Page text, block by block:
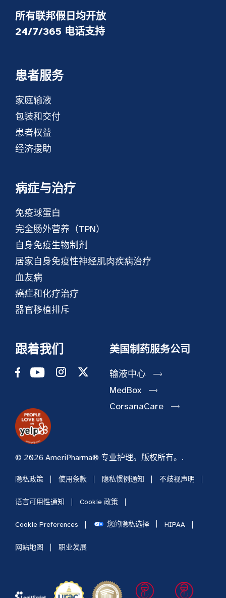
所有联邦假日均开放
24/7/365 电话支持
患者服务
家庭输液
包装和交付
患者权益
经济援助
病症与治疗
免疫球蛋白
完全肠外营养（TPN）
自身免疫生物制剂
居家自身免疫性神经肌肉疾病治疗
血友病
癌症和化疗治疗
器官移植排斥
跟着我们 美国制药服务公司
输液中心
MedBox
CorsanaCare
© 2026 AmeriPharma® 专业护理。版权所有。.
隐私政策 使用条款 隐私惯例通知 不歧视声明
语言可用性通知 Cookie 政策
Cookie Preferences 您的隐私选择 HIPAA
网站地图 职业发展